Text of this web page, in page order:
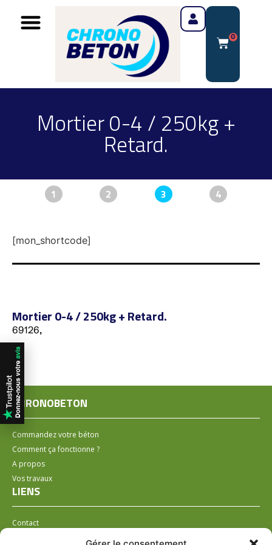
0
Mortier 0-4 / 250kg +
Retard.
1 2 3 4
[mon_shortcode]
Mortier 0-4 / 250kg + Retard.
69126,
CHRONOBETON
Commandez votre béton
Comment ça fonctionne ?
A propos
Vos travaux
LIENS
Contact